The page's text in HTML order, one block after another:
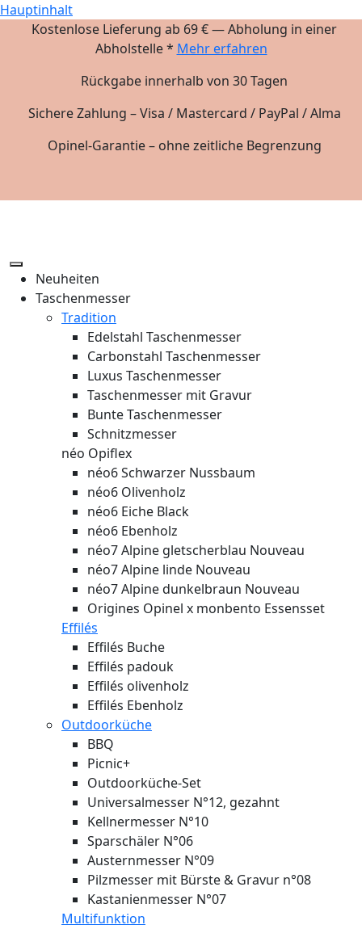
Hauptinhalt
Kostenlose Lieferung ab 69 € — Abholung in einer
Abholstelle * Mehr erfahren
Rückgabe innerhalb von 30 Tagen
Sichere Zahlung – Visa / Mastercard / PayPal / Alma
Opinel-Garantie – ohne zeitliche Begrenzung
Neuheiten
Taschenmesser
Tradition
Edelstahl Taschenmesser
Carbonstahl Taschenmesser
Luxus Taschenmesser
Taschenmesser mit Gravur
Bunte Taschenmesser
Schnitzmesser
néo Opiflex
néo6 Schwarzer Nussbaum
néo6 Olivenholz
néo6 Eiche Black
néo6 Ebenholz
néo7 Alpine gletscherblau Nouveau
néo7 Alpine linde Nouveau
néo7 Alpine dunkelbraun Nouveau
Origines Opinel x monbento Essensset
Effilés
Effilés Buche
Effilés padouk
Effilés olivenholz
Effilés Ebenholz
Outdoorküche
BBQ
Picnic+
Outdoorküche-Set
Universalmesser N°12, gezahnt
Kellnermesser N°10
Sparschäler N°06
Austernmesser N°09
Pilzmesser mit Bürste & Gravur n°08
Kastanienmesser N°07
Multifunktion